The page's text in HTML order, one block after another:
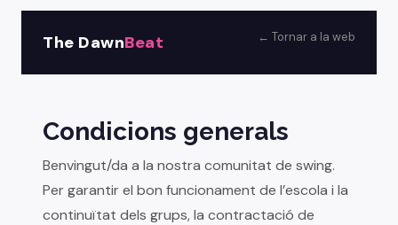
The DawnBeat ← Tornar a la web
Condicions generals
Benvingut/da a la nostra comunitat de swing.
Per garantir el bon funcionament de l’escola i la
continuïtat dels grups, la contractació de